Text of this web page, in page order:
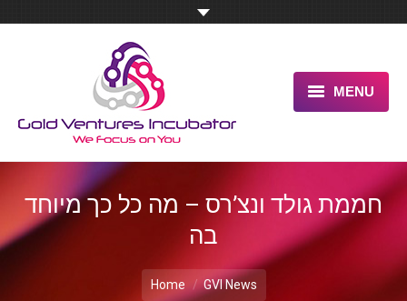
MENU
HOME
חממת גולד ונצ’רס – מה כל כך מיוחד
בה
Home GVI News